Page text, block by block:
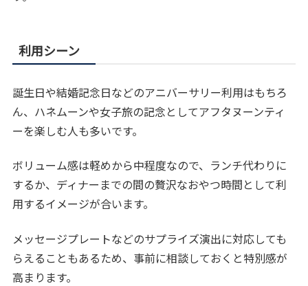
利用シーン
誕生日や結婚記念日などのアニバーサリー利用はもちろ
ん、ハネムーンや女子旅の記念としてアフタヌーンティ
ーを楽しむ人も多いです。
ボリューム感は軽めから中程度なので、ランチ代わりに
するか、ディナーまでの間の贅沢なおやつ時間として利
用するイメージが合います。
メッセージプレートなどのサプライズ演出に対応しても
らえることもあるため、事前に相談しておくと特別感が
高まります。